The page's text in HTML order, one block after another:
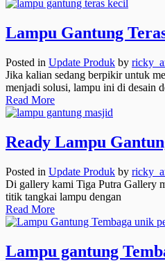
Lampu Gantung
Posted in Update Produk by
Jika kalian sedang berpikir untuk
menjadi solusi, lampu ini di desain
Read More
Ready Lampu
Posted in Update Produk by
Di gallery kami Tiga Putra Gallery
titik tangkai lampu dengan
Read More
Lampu gantung